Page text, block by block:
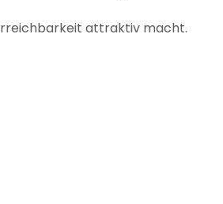
attraktiv macht.